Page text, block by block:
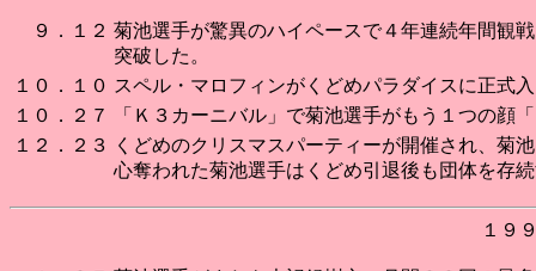
９．１２ 菊池選手が驚異のハイペースで４年連続年間観
突破した。
１０．１０ スペル・マロフィンがくどめパラダイスに正式
１０．２７
「Ｋ３カーニバル」で菊池選手がもう１つの顔
１２．２３
くどめのクリスマスパーティーが開催され、菊
心奪われた菊池選手はくどめ引退後も団体を存
１９